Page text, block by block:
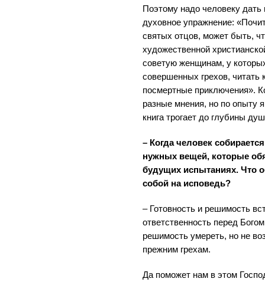
Поэтому надо человеку дать
духовное упражнение:
святых отцов, может быть,
художественной
советую женщинам, у
совершенных грехов,
посмертные приключения».
разные мнения, но по опыту
книга трогает до глубины
– Когда человек
нужных вещей, которые
будущих испытаниях. Что
собой на исповедь?
– Готовность и решимость
ответственность перед
решимость умереть, но не
прежним грехам.
Да поможет нам в этом